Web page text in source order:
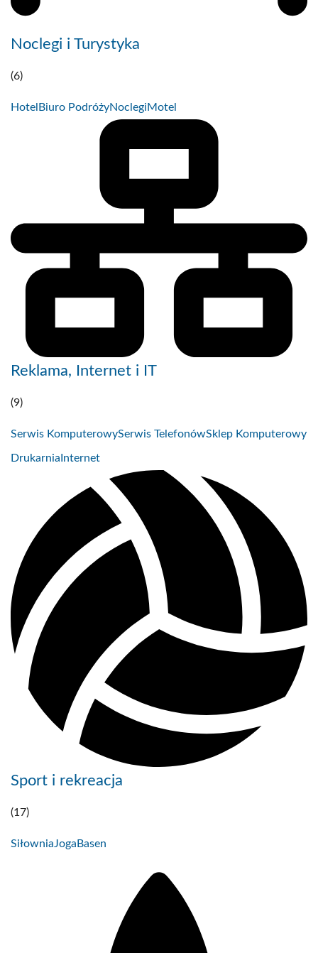
Noclegi i Turystyka
(6)
Hotel Biuro PodróżyNoclegiMotel
Reklama, Internet i IT
(9)
Serwis KomputerowySerwis TelefonówSklep Komputerowy
Drukarnia Internet
Sport i rekreacja
(17)
SiłowniaJoga Basen